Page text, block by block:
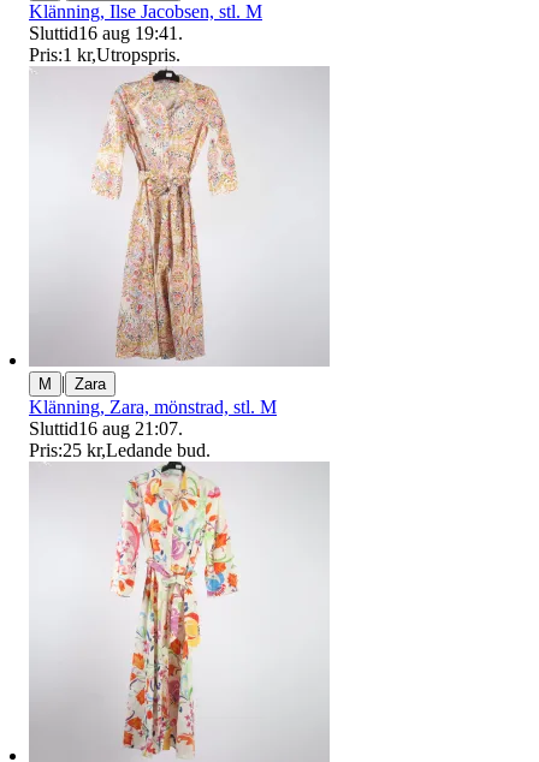
Klänning, Ilse Jacobsen, stl. M
Sluttid16 aug 19:41 .
Pris:1 kr,Utropspris.
M | Zara
Klänning, Zara, mönstrad, stl. M
Sluttid16 aug 21:07.
Pris:25 kr,Ledande bud.